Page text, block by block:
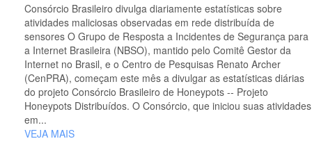
Consórcio Brasileiro divulga diariamente estatísticas sobre
atividades maliciosas observadas em rede distribuída de
sensores O Grupo de Resposta a Incidentes de Segurança para
a Internet Brasileira (NBSO), mantido pelo Comitê Gestor da
Internet no Brasil, e o Centro de Pesquisas Renato Archer
(CenPRA), começam este mês a divulgar as estatísticas diárias
do projeto Consórcio Brasileiro de Honeypots -- Projeto
Honeypots Distribuídos. O Consórcio, que iniciou suas atividades
em...
VEJA MAIS